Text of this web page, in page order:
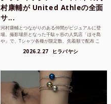
村康輔が United Athleの全面
サ...
河村康輔とつながりのある仲間がビジュアルに登
場。撮影場所となった千駄ヶ谷の人気店「ほそ島
や」で、Tシャツ各種が限定数、先着順で配布 こ
2026.2.27 ヒラバヤシ